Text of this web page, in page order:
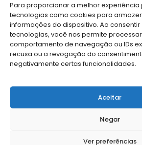
Para proporcionar a melhor experiência
tecnologias como cookies para
informações do dispositivo. Ao consentir
tecnologias, você nos permite
comportamento de navegação ou IDs
recusa ou a revogação do
negativamente certas funcionalidades.
Aceitar
Negar
Ver preferências
CAMPANHAS
SERVIÇOS
FILIADAS
FALE CONOSCO
Solicite Apoio Institucional da AMB